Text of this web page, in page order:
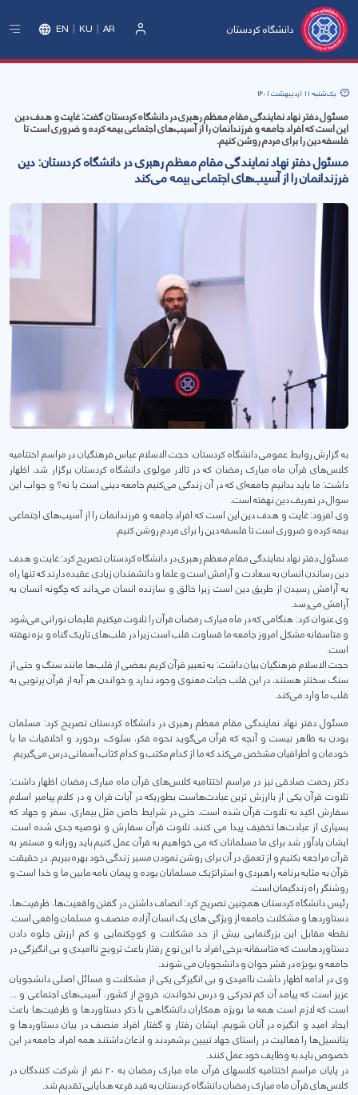
دانشگاه کردستان EN KU AR
یک‌شنبه 11 اردیبهشت 1401
مسئول دفتر نهاد نمایندگی مقام معظم رهبری در دانشگاه کردستان گفت: غایت و هدف دین
این است که افراد جامعه و فرزندانمان را از آسیب‌های اجتماعی بیمه کرده و ضروری است تا
فلسفه دین را برای مردم روشن کنیم.
مسئول دفتر نهاد نمایندگی مقام معظم رهبری در دانشگاه کردستان: دین
فرزندانمان را از آسیب‌های اجتماعی بیمه می‌کند
به گزارش روابط عمومی دانشگاه کردستان، حجت الاسلام عباس فرهنگیان در مراسم اختتامیه
کلاس‌های قرآن ماه مبارک رمضان که در تالار مولوی دانشگاه کردستان برگزار شد، اظهار
داشت: ما باید بدانیم جامعه‌ای که در آن زندگی می‌کنیم جامعه دینی است یا نه؟ و جواب این
سوال در تعریف دین نهفته است.
وی افزود: غایت و هدف دین این است که افراد جامعه و فرزندانمان را از آسیب‌های اجتماعی
بیمه کرده و ضروری است تا فلسفه دین را برای مردم روشن کنیم.
مسئول دفتر نهاد نمایندگی مقام معظم رهبری در دانشگاه کردستان تصریح کرد: غایت و‌ هدف
دین رساندن انسان به سعادت و آرامش است و علما و دانشمندان زیادی عقیده دارند که تنها راه
به آرامش رسیدن از طریق دین است زیرا خالق و سازنده انسان می‌داند که چگونه انسان به
آرامش می‌رسد.
وی عنوان کرد: هنگامی که در ماه مبارک رمضان قرآن را تلاوت میکنیم قلبمان نورانی می‌شود
و متاسفانه مشکل امروز جامعه ما قساوت قلب است زیرا در قلب‌های تاریک گناه و بزه نهفته
است.
حجت الاسلام فرهنگیان بیان داشت: به تعبیر قرآن کریم بعضی از قلب‌ها مانند سنگ و حتی از
سنگ سختتر هستند، در این قلب حیات معنوی وجود ندارد و خواندن هر آیه از قرآن پرتویی به
قلب ما وارد می‌کند.
مسئول دفتر نهاد نمایندگی مقام معظم رهبری در دانشگاه کردستان تصریح کرد: مسلمان
بودن به ظاهر نیست و آنچه که قرآن می‌گوید نحوه فکر، سلوک، برخورد و اخلاقیات ما با
خودمان و اطرافیان مشخص می‌کند که ما از کدام مکتب و کدام کتاب آسمانی درس می‌گیریم.
دکتر رحمت صادقی نیز در مراسم اختتامیه کلاس‌های قرآن ماه مبارک رمضان اظهار داشت:
تلاوت قرآن یکی از باارزش ترین عبادت‌هاست بطوریکه در آیات قران و در کلام پیامبر اسلام
سفارش اکید به تلاوت قرآن شده است. حتی در شرایط خاص مثل بیماری، سفر و جهاد که
بسیاری از عبادت‌ها تخفیف پیدا می کنند، تلاوت قرآن سفارش و توصیه جدی شده است.
ایشان یادآور شد برای ما مسلمانان که می خواهیم به قرآن عمل کنیم باید روزانه و مستمر به
قرآن مراجعه بکنیم و از تعمق در آن برای روشن نمودن مسیر زندگی خود بهره ببریم. در حقیقت
قرآن به مثابه برنامه راهبردی و استراتژیک مسلمانان بوده و پیمان نامه مابین ما و خدا است و
روشنگر راه زندگیمان است.
رئیس دانشگاه کردستان همچنین تصریح کرد: انصاف داشتن در گفتن واقعیت‌ها، ظرفیت‌ها،
دستاوردها و مشکلات جامعه از ویژگی های یک انسان آزاده، منصف و مسلمان واقعی است.
نقطه مقابل این بزرگنمایی بیش از حد مشکلات و کوچکنمایی و کم ارزش جلوه دادن
دستاوردهاست که متاسفانه برخی افراد با این نوع رفتار باعث ترویج ناامیدی و بی انگیزگی در
جامعه و بویژه در قشر جوان و دانشجویان می شوند.
وی در ادامه اظهار داشت ناامیدی و بی انگیزگی یکی از مشکلات و مسائل اصلی دانشجویان
عزیز است که پیامد آن کم تحرکی و درس نخواندن، خروج از کشور، آسیب‌های اجتماعی و ...
است که لازم است همه ما بویژه همکاران دانشگاهی با ذکر دستاوردها و ظرفیت‌ها باعث
ایجاد امید و انگیزه در آنان شویم. ایشان رفتار و گفتار افراد منصف در بیان دستاوردها و
پتانسیل‌ها را فعالیت در راستای جهاد تبیین برشمردند و اذعان داشتند همه افراد جامعه در این
خصوص باید به وظایف خود عمل کنند.
در پایان مراسم اختتامیه کلاسهای قرآن ماه مبارک رمضان به ۲۰ نفر از شرکت کنندگان در
کلاس‌های قرآن ماه مبارک رمضان دانشگاه کردستان به قید قرعه هدایایی تقدیم شد.